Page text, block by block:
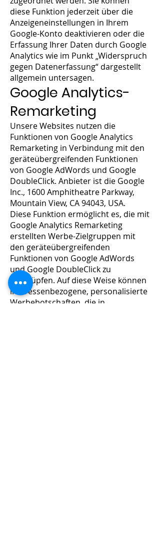
diese Funktion jederzeit über die
Anzeigeneinstellungen in Ihrem
Google-Konto deaktivieren oder die
Erfassung Ihrer Daten durch Google
Analytics wie im Punkt „Widerspruch
gegen Datenerfassung“ dargestellt
allgemein untersagen.
Google Analytics-
Remarketing
Unsere Websites nutzen die
Funktionen von Google Analytics
Remarketing in Verbindung mit den
geräteübergreifenden Funktionen
von Google AdWords und Google
DoubleClick. Anbieter ist die Google
Inc., 1600 Amphitheatre Parkway,
Mountain View, CA 94043, USA.
Diese Funktion ermöglicht es, die mit
Google Analytics Remarketing
erstellten Werbe-Zielgruppen mit
den geräteübergreifenden
Funktionen von Google AdWords
und Google DoubleClick zu
verknüpfen. Auf diese Weise können
interessenbezogene, personalisierte
Werbebotschaften, die in